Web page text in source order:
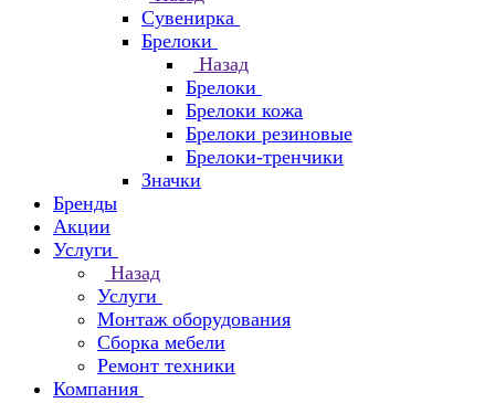
Сувенирка
Брелоки
Назад
Брелоки
Брелоки кожа
Брелоки резиновые
Брелоки-тренчики
Значки
Бренды
Акции
Услуги
Назад
Услуги
Монтаж оборудования
Сборка мебели
Ремонт техники
Компания